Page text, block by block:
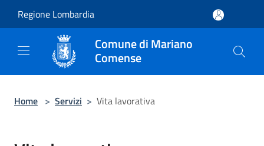
Regione Lombardia
Comune di Mariano
Comense
Home > Servizi > Vita lavorativa